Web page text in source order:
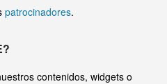
patrocinadores.
contenidos, widgets o